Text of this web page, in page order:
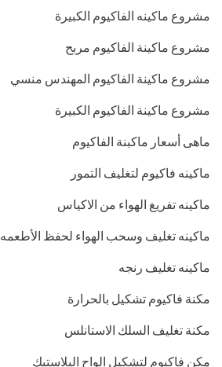
مشروع ماكينه الفاكيوم الكبيرة
مشروع ماكينة الفاكيوم مربح
مشروع ماكينة الفاكيوم المهندس منسي
مشروع ماكينة الفاكيوم الكبيرة
ماهى أسعار ماكبنة الفاكيوم
ماكينه فاكيوم لتغليف التمور
ماكينه تفريغ الهواء من الاكياس
ماكينه تغليف وسحب الهواء لحفظ الأطعمه
ماكينه تغليف رنجه
مكنة فاكيوم تشكيل بالحرارة
مكنة تغليف السلك الاستانلس
مكن فاكيوم لتشكيل الواح البلاستيك